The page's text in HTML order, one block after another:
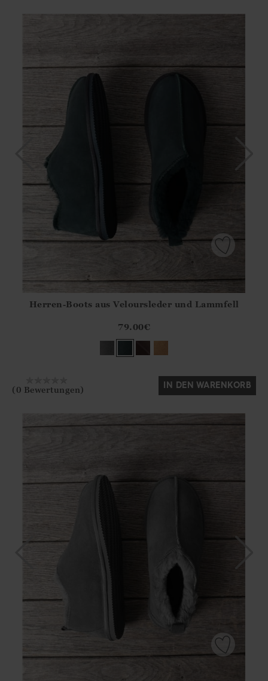
?? ""
Ja Nein
Herren-Boots aus Veloursleder und Lammfell
79.00€
(0 Bewertungen) IN DEN WARENKORB